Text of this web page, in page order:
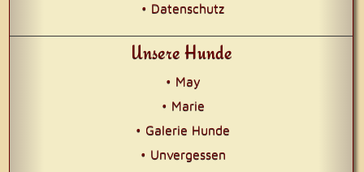
• Datenschutz
Unsere Hunde
• May
• Marie
• Galerie Hunde
• Unvergessen